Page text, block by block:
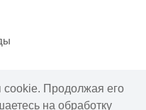
cookie. Продолжая его
на обработку